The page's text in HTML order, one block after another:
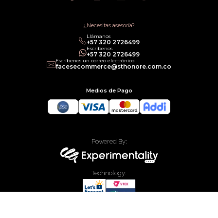
Política legal de Gift Cards¿Necesitas asesoría?
Llámanos
‎+57 320 2726499
Escríbenos
‎+57 320 2726499
Escríbenos un correo electrónico
facesecommerce@sthonore.com.co
Medios de Pago
Powered By:
Technology: